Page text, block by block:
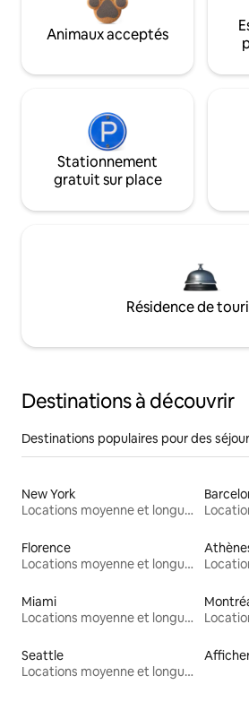
Animaux acceptés
Stationnement
gratuit sur place
Résidence de
Destinations à découvrir
Destinations populaires pour des
New York
Locations moyenne et longue durée
Florence
Locations moyenne et longue durée
Miami
Locations moyenne et longue durée
Seattle
Locations moyenne et longue durée